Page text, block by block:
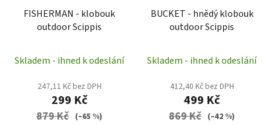
FISHERMAN - klobouk
outdoor Scippis
Skladem - ihned k odeslání
247,11 Kč bez DPH
299 Kč
879 Kč (–65 %)
BUCKET - hnědý klobouk
outdoor Scippis
Skladem - ihned k odeslání
412,40 Kč bez DPH
499 Kč
869 Kč (–42 %)